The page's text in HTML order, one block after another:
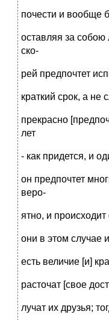
почести и вообще
оставляя за собою
ско-
рей предпочтет
краткий срок, а не
прекрасно
лет
- как придется, и
он предпочтет
веро-
ятно, и происходит
они в этом случае
есть величие [и]
расточат [свое
лучат их друзья;